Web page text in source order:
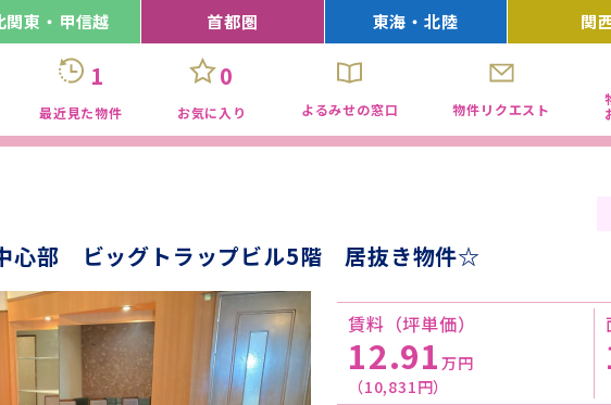
関東・甲信越 首都圏 東海・北陸 関
1
最近見た物件
0
お気に入り よるみせの窓口 物件リクエスト
心部 ビッグトラップビル5階 居抜き物件☆
賃料（坪単価）
12.91 万円
（10,831円）